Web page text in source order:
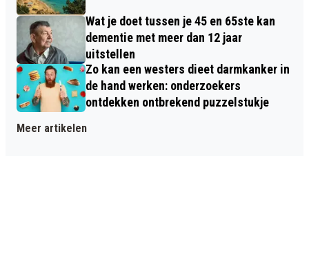
Wat je doet tussen je 45 en 65ste kan
dementie met meer dan 12 jaar
uitstellen
Zo kan een westers dieet darmkanker in
de hand werken: onderzoekers
ontdekken ontbrekend puzzelstukje
Meer artikelen